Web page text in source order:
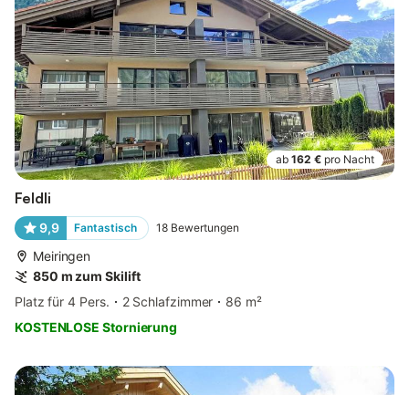
ab 162 € pro Nacht
Feldli
9,9 Fantastisch 18 Bewertungen
Meiringen
850 m zum Skilift
Platz für 4 Pers.
2 Schlafzimmer
86 m²
KOSTENLOSE Stornierung